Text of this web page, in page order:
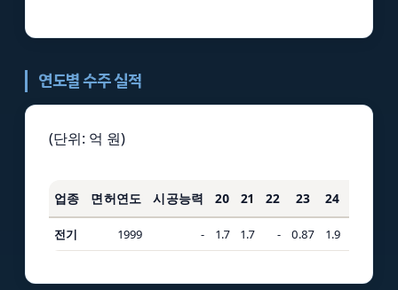
연도별 수주 실적
(단위: 억 원)
업종 면허연도 시공능력 20 21 22 23 24
전기 1999 - 1.7 1.7 - 0.87 1.9